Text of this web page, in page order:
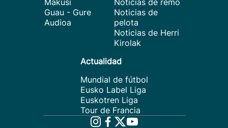
Makusi
Guau - Gure
Audioa
Noticias de remo
Noticias de
pelota
Noticias de Herri
Kirolak
Actualidad
Mundial de fútbol
Eusko Label Liga
Euskotren Liga
Tour de Francia